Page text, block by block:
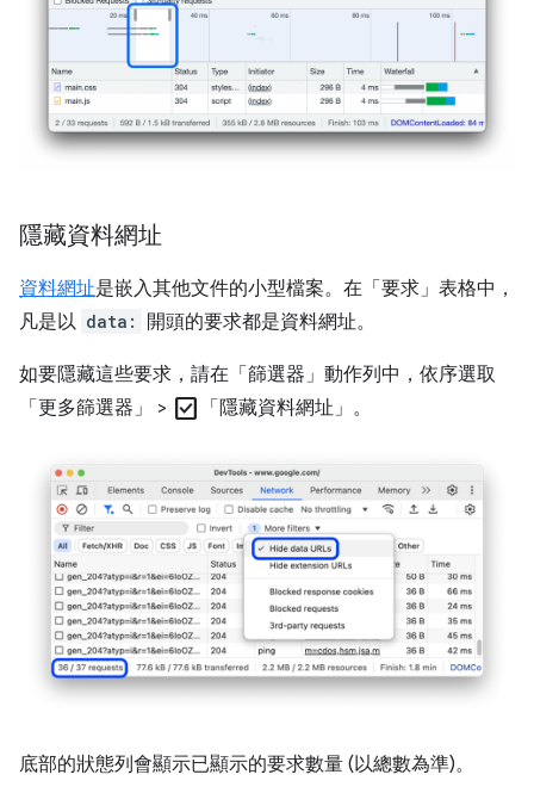
隱藏資料網址
資料網址是嵌入其他文件的小型檔案。在「要求」 表格中，
凡是以 data: 開頭的要求都是資料網址。
如要隱藏這些要求，請在「篩選器」 動作列中，依序選取
「更多篩選器」
> check_box 「隱藏資料網址」 。
底部的狀態列會顯示已顯示的要求數量 (以總數為準)。